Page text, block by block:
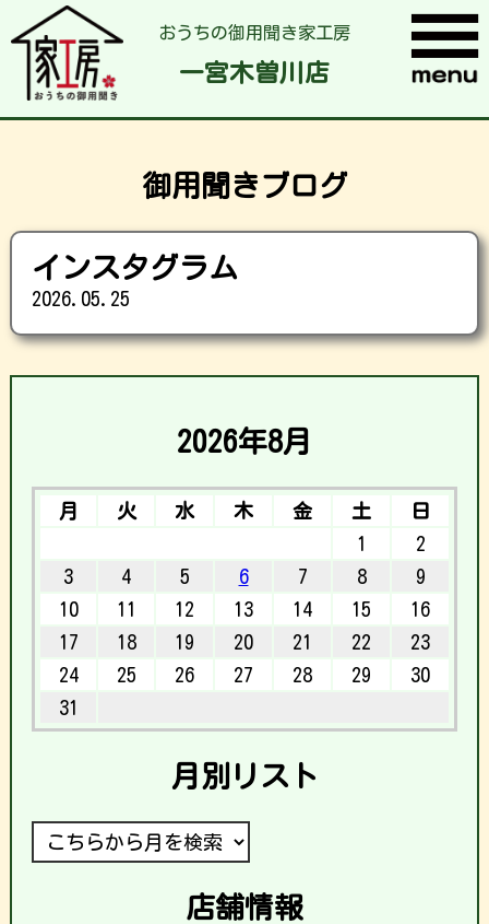
おうちの御用聞き家工房
一宮木曽川店
御用聞きブログ
インスタグラム
2026.05.25
2026年8月
月 火 水 木 金 土
日
1
2
3
4 5 6 7 8
9
10
11 12 13 14 15
16
17
18 19 20 21 22
23
24
25 26 27 28 29
30
31
月別リスト
店舗情報